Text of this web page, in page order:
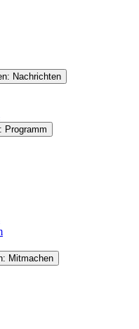
Nachrichten
Programm
Mitmachen